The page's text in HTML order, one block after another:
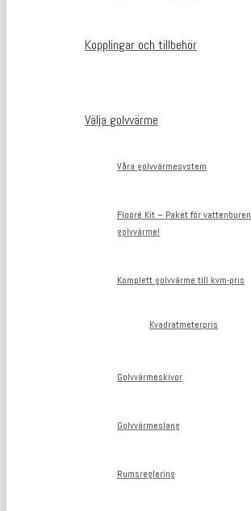
Kopplingar och tillbehör
Välja golvvärme
Våra golvvärmesystem
Flooré Kit – Paket för vattenburen
golvvärme!
Komplett golvvärme till kvm-pris
Kvadratmeterpris
Golvvärmeskivor
Golvvärmeslang
Rumsreglering